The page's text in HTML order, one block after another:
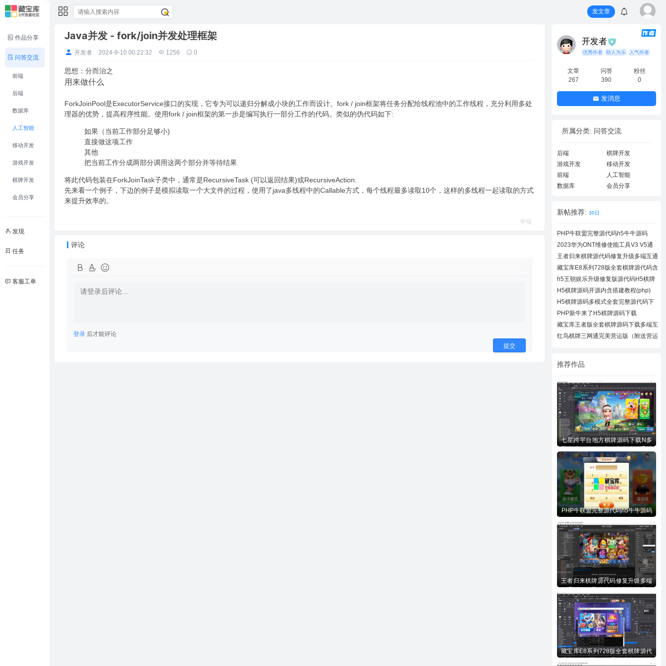
作品分享
问答交流
前端
后端
数据库
人工智能
移动开发
游戏开发
棋牌开发
会员分享
发现
任务
客服工单
发文章
Java并发 - fork/join并发处理框架
开发者 2024-9-10 00:22:32 1256 0
思想：分而治之
用来做什么
ForkJoinPool是ExecutorService接口的实现，它专为可以递归分解成小块的工作而设计。fork / join框架将任务分配给线程池中的工作线程，充分利用多处
理器的优势，提高程序性能。使用fork / join框架的第一步是编写执行一部分工作的代码。类似的伪代码如下:
如果（当前工作部分足够小)
直接做这项工作
其他
把当前工作分成两部分调用这两个部分并等待结果
将此代码包装在ForkJoinTask子类中，通常是RecursiveTask (可以返回结果)或RecursiveAction.
先来看一个例子，下边的例子是模拟读取一个大文件的过程，使用了java多线程中的Callable方式，每个线程最多读取10个，这样的多线程一起读取的方式
来提升效率的。
举报
评论
登录 后才能评论
提交
开发者
优秀作者 助人为乐 人气作者
文章
267
问答
390
粉丝
0
发消息
所属分类: 问答交流
后端
棋牌开发
游戏开发
移动开发
前端
人工智能
数据库
会员分享
新帖推荐: 30日
PHP牛联盟完整源代码h5牛牛源码
2023华为ONT维修使能工具V3 V5通
用下载
王者归来棋牌源代码修复升级多端互通
近百款
藏宝库E8系列728版全套棋牌源代码含
728UI工
h5王朝娱乐升级修复版源代码H5棋牌
全套源码
H5棋牌源码开源内含搭建教程(php)
H5棋牌源码多模式全套完整源代码下
载
PHP新牛来了H5棋牌源码下载
藏宝库王者版全套棋牌源码下载多端互
通棋牌
红鸟棋牌三网通完美营运版（附送营运
推荐作品
七星跨平台地方棋牌源码下载N多
牌源代码下载
PHP牛联盟完整源代码h5牛牛源码
王者归来棋牌源代码修复升级多端
载
藏宝库E8系列728版全套棋牌源代